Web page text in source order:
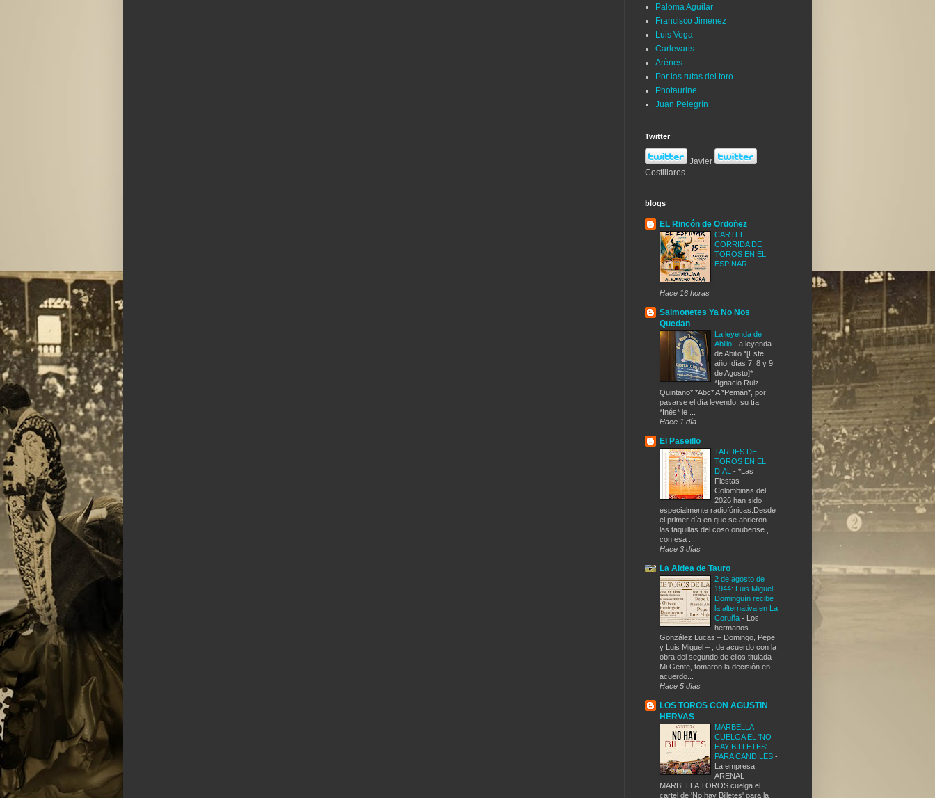
Paloma Aguilar
Francisco Jimenez
Luis Vega
Carlevaris
Arènes
Por las rutas del toro
Photaurine
Juan Pelegrín
Twitter
Javier
Costillares
blogs
EL Rincón de Ordoñez
CARTEL
CORRIDA DE
TOROS EN EL
ESPINAR -
Hace 16 horas
Salmonetes Ya No Nos
Quedan
La leyenda de
Abilio - a leyenda
de Abilio *[Este
año, días 7, 8 y 9
de Agosto]*
*Ignacio Ruiz
Quintano* *Abc* A *Pemán*, por
pasarse el día leyendo, su tía
*Inés* le ...
Hace 1 día
El Paseillo
TARDES DE
TOROS EN EL
DIAL - *Las
Fiestas
Colombinas del
2026 han sido
especialmente radiofónicas.Desde
el primer día en que se abrieron
las taquillas del coso onubense ,
con esa ...
Hace 3 días
La Aldea de Tauro
2 de agosto de
1944: Luis Miguel
Dominguín recibe
la alternativa en La
Coruña - Los
hermanos
González Lucas – Domingo, Pepe
y Luis Miguel – , de acuerdo con la
obra del segundo de ellos titulada
Mi Gente, tomaron la decisión en
acuerdo...
Hace 5 días
LOS TOROS CON AGUSTIN
HERVAS
MARBELLA
CUELGA EL 'NO
HAY BILLETES'
PARA CANDILES -
La empresa
ARENAL
MARBELLA TOROS cuelga el
cartel de 'No hay Billetes' para la